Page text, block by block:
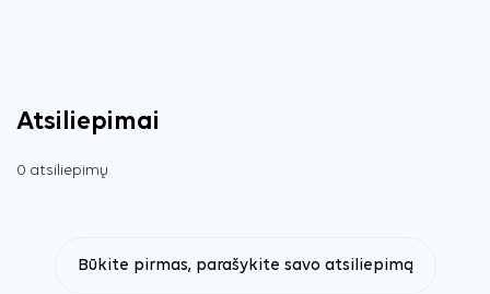
Atsiliepimai
0 atsiliepimų
Būkite pirmas, parašykite savo atsiliepimą